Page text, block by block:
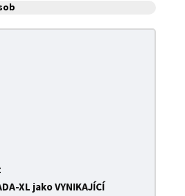
XL jako VYNIKAJÍCÍ